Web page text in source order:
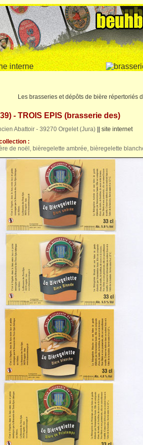
Les brasseries et dépôts de bière répertoriés
- TROIS EPIS (brasserie des)
Abattoir - 39270 Orgelet (Jura)
site internet
:
de noël, bièregelette ambrée, bièregelette